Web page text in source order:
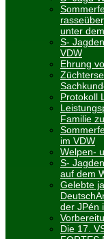
unter
S-
VDW
Ehrung
Protokoll
Familie
im VDW
Welpen-
S-
auf dem
Gelebte
der JPén
Die 17.